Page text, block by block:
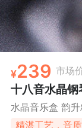
239 市场
十八音水晶钢
水晶音乐盒 韵
精湛工艺，音